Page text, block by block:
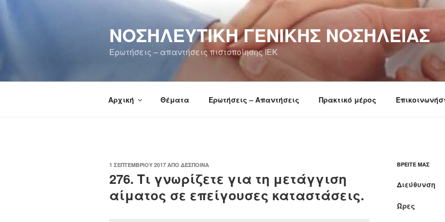
ΝΟΣΗΛΕΥΤΙΚΉ ΓΕΝΙΚΉΣ ΝΟΣΗΛΕΊΑΣ
Ερωτήσεις – απαντήσεις πιστοποίησης ΙΕΚ
Αρχική Θέματα Ερωτήσεις – Απαντήσεις Πρακτικό μέρος
ΔΗΜΟΣΙΕΎΤΗΚΕ
1 ΣΕΠΤΕΜΒΡΊΟΥ 2017 ΑΠΌ ΔΈΣΠΟΙΝΑ
276. Τι γνωρίζετε για τη μετάγγιση
αίματος σε επείγουσες καταστάσεις.
ΒΡΕΊΤΕ ΜΑΣ
Διεύθυνση
Ώρες